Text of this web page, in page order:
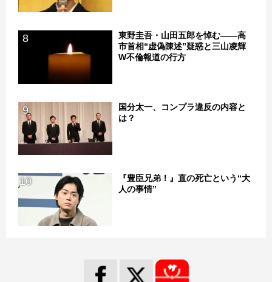
8
東野圭吾・山田五郎を悼む――高
市首相“虚偽陳述”疑惑と三山凌輝
W不倫報道の行方
9
国分太一、コンプラ違反の内容と
は？
10
『豊臣兄弟！』直の死亡という“大
人の事情”